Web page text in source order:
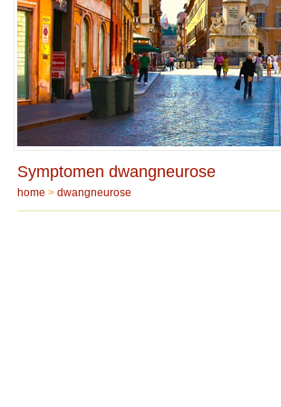
Symptomen dwangneurose
home > dwangneurose